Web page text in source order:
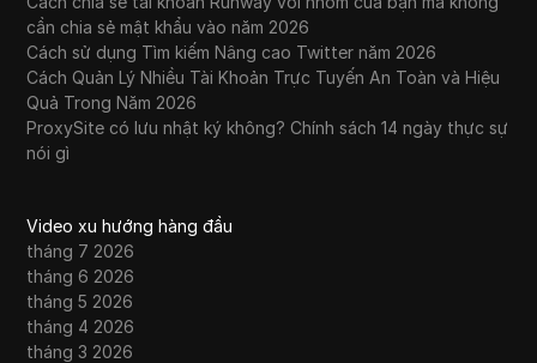
cần chia sẻ mật khẩu vào năm 2026
Cách sử dụng Tìm kiếm Nâng cao Twitter năm 2026
Cách Quản Lý Nhiều Tài Khoản Trực Tuyến An Toàn và Hiệu
Quả Trong Năm 2026
ProxySite có lưu nhật ký không? Chính sách 14 ngày thực sự
nói gì
Video xu hướng hàng đầu
tháng 7 2026
tháng 6 2026
tháng 5 2026
tháng 4 2026
tháng 3 2026